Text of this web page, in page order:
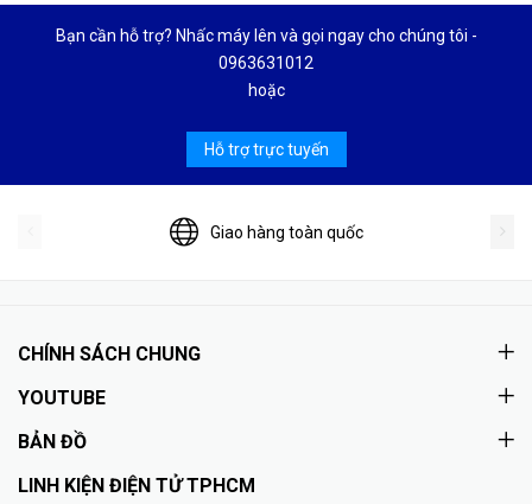
Bạn cần hỗ trợ? Nhấc máy lên và gọi ngay cho chúng tôi -
0963631012
hoặc
Hỗ trợ trực tuyến
Giao hàng toàn quốc
CHÍNH SÁCH CHUNG
YOUTUBE
BẢN ĐỒ
LINH KIỆN ĐIỆN TỬ TPHCM